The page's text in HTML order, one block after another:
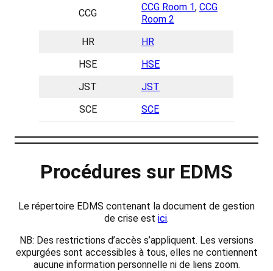
CCG
CCG Room 1, CCG
Room 2
HR
HR
HSE
HSE
JST
JST
SCE
SCE
Procédures sur EDMS
Le répertoire EDMS contenant la document de gestion
de crise est ici.
NB: Des restrictions d’accès s’appliquent. Les versions
expurgées sont accessibles à tous, elles ne contiennent
aucune information personnelle ni de liens zoom.